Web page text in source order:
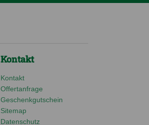
Kontakt
Kontakt
Offertanfrage
Geschenkgutschein
Sitemap
Datenschutz